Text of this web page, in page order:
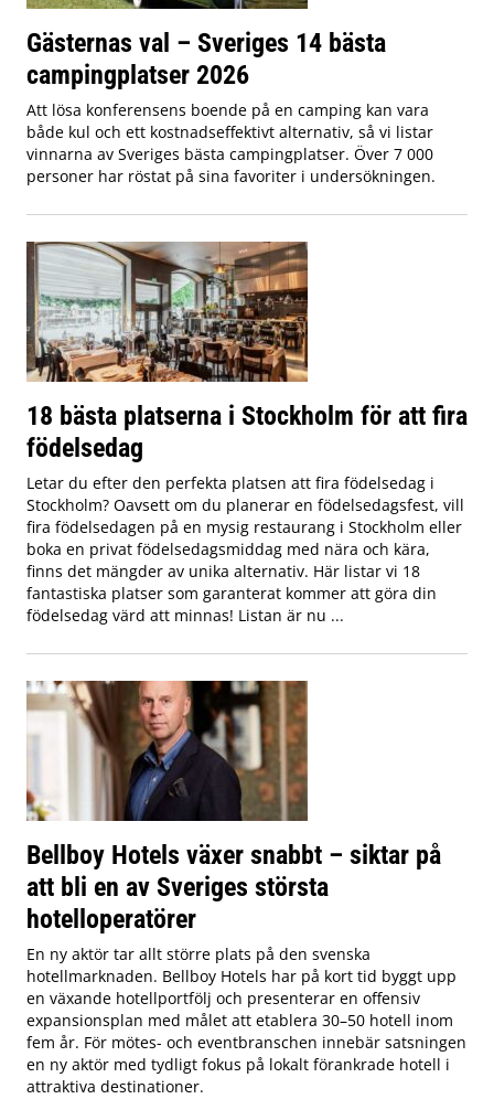
Gästernas val – Sveriges 14 bästa
campingplatser 2026
Att lösa konferensens boende på en camping kan vara
både kul och ett kostnadseffektivt alternativ, så vi listar
vinnarna av Sveriges bästa campingplatser. Över 7 000
personer har röstat på sina favoriter i undersökningen.
18 bästa platserna i Stockholm för att fira
födelsedag
Letar du efter den perfekta platsen att fira födelsedag i
Stockholm? Oavsett om du planerar en födelsedagsfest, vill
fira födelsedagen på en mysig restaurang i Stockholm eller
boka en privat födelsedagsmiddag med nära och kära,
finns det mängder av unika alternativ. Här listar vi 18
fantastiska platser som garanterat kommer att göra din
födelsedag värd att minnas! Listan är nu ...
Bellboy Hotels växer snabbt – siktar på
att bli en av Sveriges största
hotelloperatörer
En ny aktör tar allt större plats på den svenska
hotellmarknaden. Bellboy Hotels har på kort tid byggt upp
en växande hotellportfölj och presenterar en offensiv
expansionsplan med målet att etablera 30–50 hotell inom
fem år. För mötes- och eventbranschen innebär satsningen
en ny aktör med tydligt fokus på lokalt förankrade hotell i
attraktiva destinationer.